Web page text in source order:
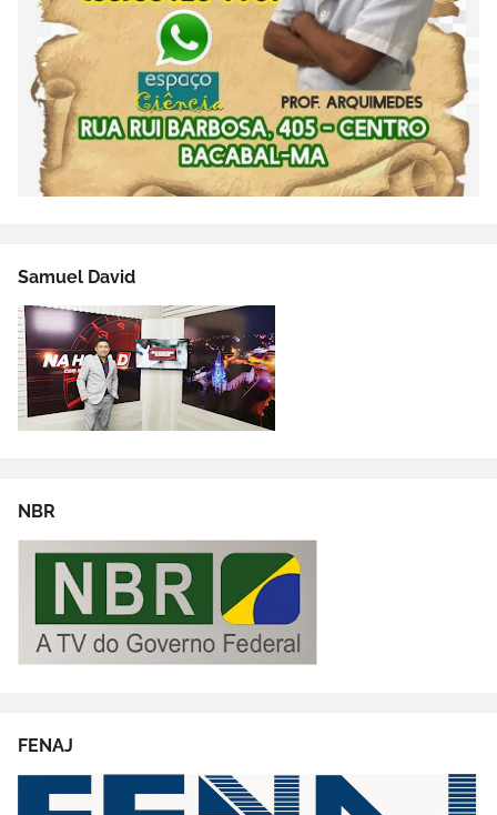
Samuel David
NBR
FENAJ